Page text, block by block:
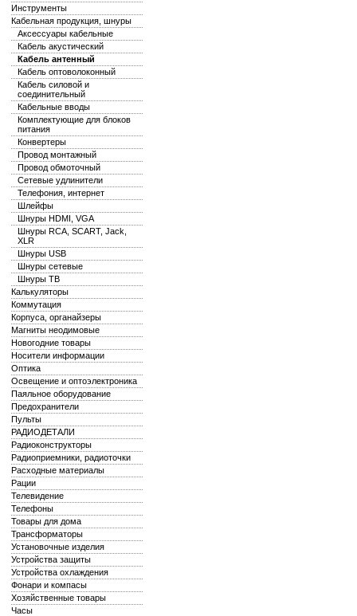
Инструменты
Кабельная продукция, шнуры
Аксессуары кабельные
Кабель акустический
Кабель антенный
Кабель оптоволоконный
Кабель силовой и
соединительный
Кабельные вводы
Комплектующие для блоков
питания
Конвертеры
Провод монтажный
Провод обмоточный
Сетевые удлинители
Телефония, интернет
Шлейфы
Шнуры HDMI, VGA
Шнуры RCA, SCART, Jack,
XLR
Шнуры USB
Шнуры сетевые
Шнуры ТВ
Калькуляторы
Коммутация
Корпуса, органайзеры
Магниты неодимовые
Новогодние товары
Носители информации
Оптика
Освещение и оптоэлектроника
Паяльное оборудование
Предохранители
Пульты
РАДИОДЕТАЛИ
Радиоконструкторы
Радиоприемники, радиоточки
Расходные материалы
Рации
Телевидение
Телефоны
Товары для дома
Трансформаторы
Установочные изделия
Устройства защиты
Устройства охлаждения
Фонари и компасы
Хозяйственные товары
Часы